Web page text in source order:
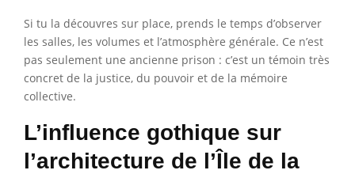
Si tu la découvres sur place, prends le temps d’observer
les salles, les volumes et l’atmosphère générale. Ce n’est
pas seulement une ancienne prison : c’est un témoin très
concret de la justice, du pouvoir et de la mémoire
collective.
L’influence gothique sur
l’architecture de l’Île de la